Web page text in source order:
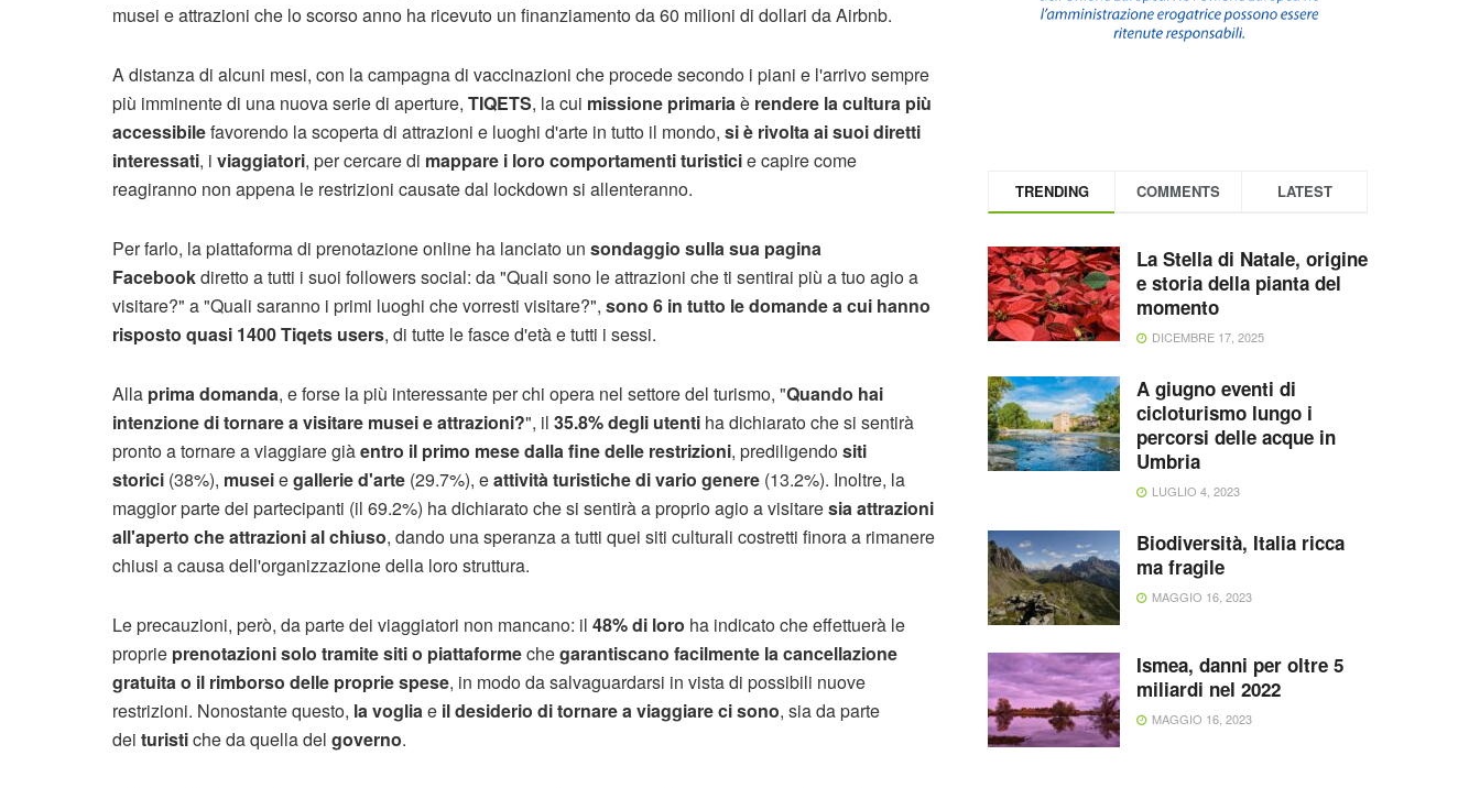
musei e attrazioni che lo scorso anno ha ricevuto un finanziamento da 60 milioni di dollari da Airbnb.
A distanza di alcuni mesi, con la campagna di vaccinazioni che procede secondo i piani e l'arrivo sempre
più imminente di una nuova serie di aperture, TIQETS, la cui missione primariaè rendere la cultura più
accessibilefavorendo la scoperta di attrazioni e luoghi d'arte in tutto il mondo, si è rivolta ai suoi diretti
interessati, i viaggiatori, per cercare di mappare i loro comportamenti turisticie capire come
reagiranno non appena le restrizioni causate dal lockdown si allenteranno.
Per farlo, la piattaforma di prenotazione online ha lanciato un sondaggio sulla sua pagina
Facebookdiretto a tutti i suoi followers social: da "Quali sono le attrazioni che ti sentirai più a tuo agio a
visitare?" a "Quali saranno i primi luoghi che vorresti visitare?", sono 6 in tutto le domande a cui hanno
risposto quasi 1400 Tiqets users, di tutte le fasce d'età e tutti i sessi.
Alla prima domanda, e forse la più interessante per chi opera nel settore del turismo, "Quando hai
intenzione di tornare a visitare musei e attrazioni?", il 35.8% degli utenti ha dichiarato che si sentirà
pronto a tornare a viaggiare giàentro il primo mese dalla fine delle restrizioni, prediligendositi
storici (38%), museiegallerie d'arte (29.7%), eattività turistiche di vario genere (13.2%). Inoltre, la
maggior parte dei partecipanti (il 69.2%) ha dichiarato che si sentirà a proprio agio a visitaresia attrazioni
all'aperto che attrazioni al chiuso, dando una speranza a tutti quei siti culturali costretti finora a rimanere
chiusi a causa dell'organizzazione della loro struttura.
Le precauzioni, però, da parte dei viaggiatori non mancano: il 48% di loro ha indicato che effettuerà le
proprie prenotazioni solo tramite siti o piattaformechegarantiscano facilmente la cancellazione
gratuita o il rimborso delle proprie spese, in modo da salvaguardarsi in vista di possibili nuove
restrizioni. Nonostante questo, la vogliae il desiderio di tornare a viaggiare ci sono, sia da parte
dei turistiche da quella del governo.
TRENDING COMMENTS LATEST
La Stella di Natale, origine
e storia della pianta del
momento
DICEMBRE 17, 2025
A giugno eventi di
cicloturismo lungo i
percorsi delle acque in
Umbria
LUGLIO 4, 2023
Biodiversità, Italia ricca
ma fragile
MAGGIO 16, 2023
Ismea, danni per oltre 5
miliardi nel 2022
MAGGIO 16, 2023